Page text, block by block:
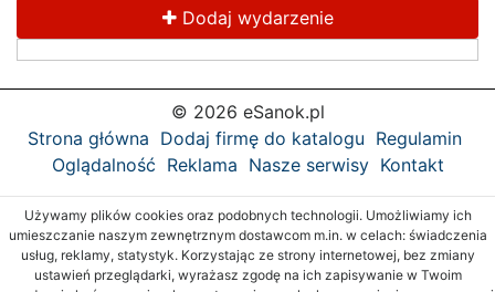
Dodaj wydarzenie
© 2026 eSanok.pl
Strona główna Dodaj firmę do katalogu Regulamin
Oglądalność Reklama Nasze serwisy Kontakt
Używamy plików cookies oraz podobnych technologii. Umożliwiamy ich
umieszczanie naszym zewnętrznym dostawcom m.in. w celach: świadczenia
usług, reklamy, statystyk. Korzystając ze strony internetowej, bez zmiany
ustawień przeglądarki, wyrażasz zgodę na ich zapisywanie w Twoim